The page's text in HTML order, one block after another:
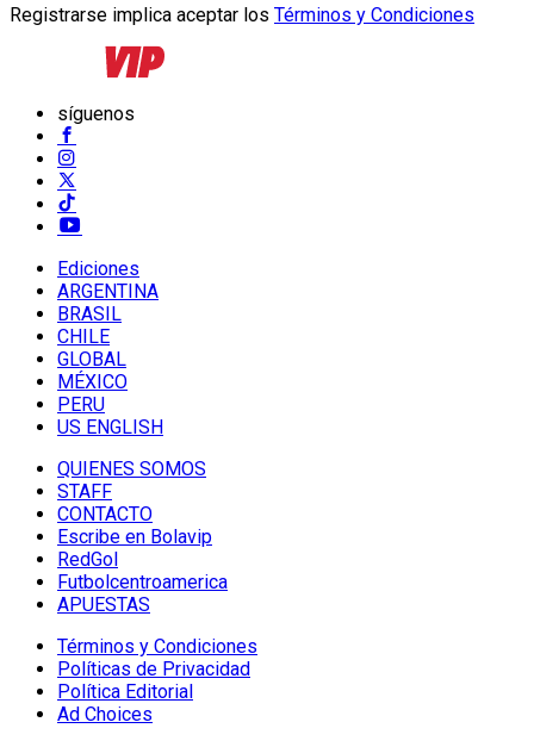
Registrarse implica aceptar los Términos y Condiciones
síguenos
Ediciones
ARGENTINA
BRASIL
CHILE
GLOBAL
MÉXICO
PERU
US ENGLISH
QUIENES SOMOS
STAFF
CONTACTO
Escribe en Bolavip
RedGol
Futbolcentroamerica
APUESTAS
Términos y Condiciones
Políticas de Privacidad
Política Editorial
Ad Choices